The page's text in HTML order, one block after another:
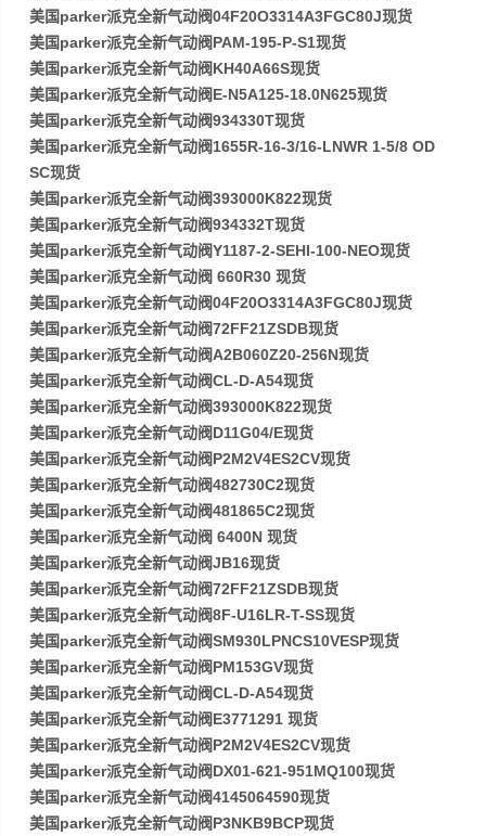
美国parker派克全新气动阀04F20O3314A3FGC80J现货
美国parker派克全新气动阀PAM-195-P-S1现货
美国parker派克全新气动阀KH40A66S现货
美国parker派克全新气动阀E-N5A125-18.0N625现货
美国parker派克全新气动阀934330T现货
美国parker派克全新气动阀1655R-16-3/16-LNWR 1-5/8 OD
SC现货
美国parker派克全新气动阀393000K822现货
美国parker派克全新气动阀934332T现货
美国parker派克全新气动阀Y1187-2-SEHI-100-NEO现货
美国parker派克全新气动阀 660R30 现货
美国parker派克全新气动阀04F20O3314A3FGC80J现货
美国parker派克全新气动阀72FF21ZSDB现货
美国parker派克全新气动阀A2B060Z20-256N现货
美国parker派克全新气动阀CL-D-A54现货
美国parker派克全新气动阀393000K822现货
美国parker派克全新气动阀D11G04/E现货
美国parker派克全新气动阀P2M2V4ES2CV现货
美国parker派克全新气动阀482730C2现货
美国parker派克全新气动阀481865C2现货
美国parker派克全新气动阀 6400N 现货
美国parker派克全新气动阀JB16现货
美国parker派克全新气动阀72FF21ZSDB现货
美国parker派克全新气动阀8F-U16LR-T-SS现货
美国parker派克全新气动阀SM930LPNCS10VESP现货
美国parker派克全新气动阀PM153GV现货
美国parker派克全新气动阀CL-D-A54现货
美国parker派克全新气动阀E3771291 现货
美国parker派克全新气动阀P2M2V4ES2CV现货
美国parker派克全新气动阀DX01-621-951MQ100现货
美国parker派克全新气动阀4145064590现货
美国parker派克全新气动阀P3NKB9BCP现货